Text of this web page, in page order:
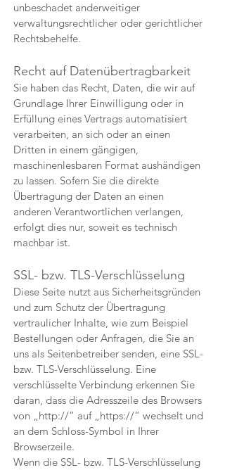
unbeschadet anderweitiger
verwaltungsrechtlicher oder gerichtlicher
Rechtsbehelfe.
Recht auf Daten­übertrag­barkeit
Sie haben das Recht, Daten, die wir auf
Grundlage Ihrer Einwilligung oder in
Erfüllung eines Vertrags automatisiert
verarbeiten, an sich oder an einen
Dritten in einem gängigen,
maschinenlesbaren Format aushändigen
zu lassen. Sofern Sie die direkte
Übertragung der Daten an einen
anderen Verantwortlichen verlangen,
erfolgt dies nur, soweit es technisch
machbar ist.
SSL- bzw. TLS-Verschlüsselung
Diese Seite nutzt aus Sicherheitsgründen
und zum Schutz der Übertragung
vertraulicher Inhalte, wie zum Beispiel
Bestellungen oder Anfragen, die Sie an
uns als Seitenbetreiber senden, eine SSL-
bzw. TLS-Verschlüsselung. Eine
verschlüsselte Verbindung erkennen Sie
daran, dass die Adresszeile des Browsers
von „http://“ auf „https://“ wechselt und
an dem Schloss-Symbol in Ihrer
Browserzeile.
Wenn die SSL- bzw. TLS-Verschlüsselung